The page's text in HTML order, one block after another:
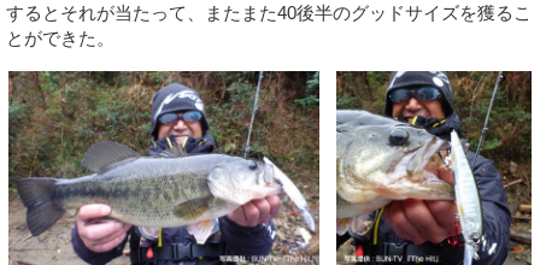
するとそれが当たって、またまた40後半のグッドサイズを獲るこ
とができた。